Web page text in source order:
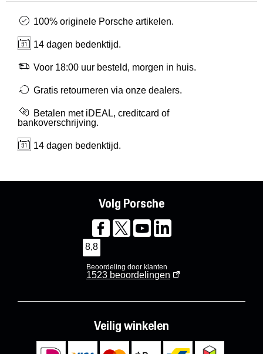
100% originele Porsche artikelen.
14 dagen bedenktijd.
Voor 18:00 uur besteld, morgen in huis.
Gratis retourneren via onze dealers.
Betalen met iDEAL, creditcard of
bankoverschrijving.
14 dagen bedenktijd.
Volg Porsche
8,8
Beoordeling door klanten
1523 beoordelingen
Veilig winkelen